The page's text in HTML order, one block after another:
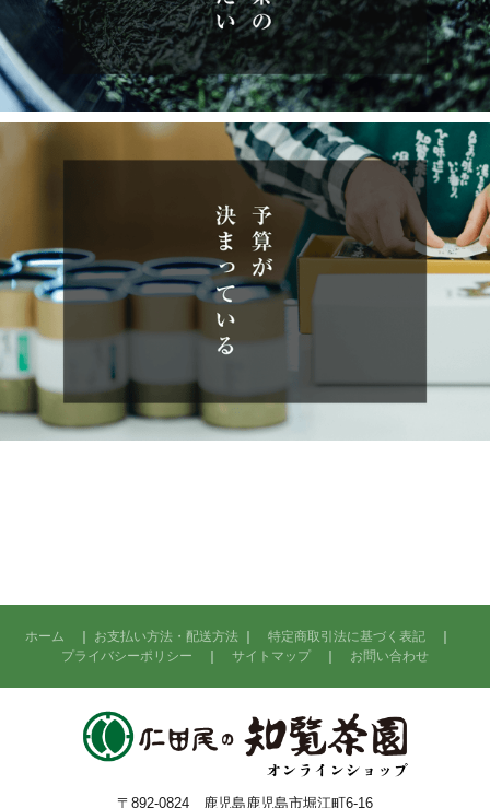
ホーム ｜ お支払い方法・配送方法 ｜ 特定商取引法に基づく表記 ｜
プライバシーポリシー ｜ サイトマップ ｜ お問い合わせ
〒892-0824 鹿児島鹿児島市堀江町6-16